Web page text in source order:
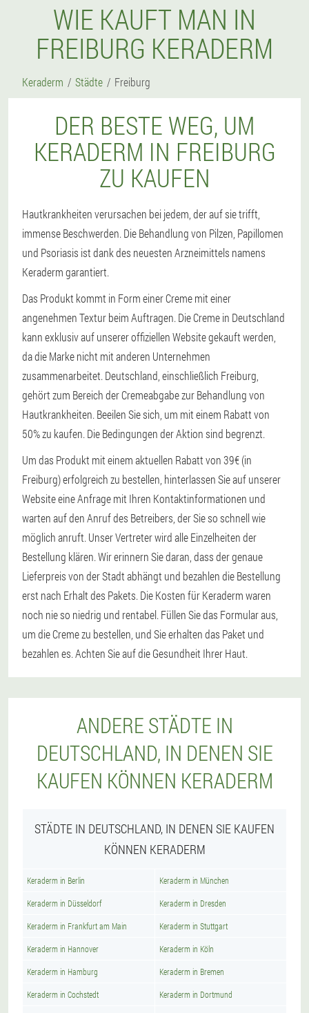
WIE KAUFT MAN IN
FREIBURG KERADERM
Keraderm Städte Freiburg
DER BESTE WEG, UM
KERADERM IN FREIBURG
ZU KAUFEN
Hautkrankheiten verursachen bei jedem, der auf sie trifft,
immense Beschwerden. Die Behandlung von Pilzen, Papillomen
und Psoriasis ist dank des neuesten Arzneimittels namens
Keraderm garantiert.
Das Produkt kommt in Form einer Creme mit einer
angenehmen Textur beim Auftragen. Die Creme in Deutschland
kann exklusiv auf unserer offiziellen Website gekauft werden,
da die Marke nicht mit anderen Unternehmen
zusammenarbeitet. Deutschland, einschließlich Freiburg,
gehört zum Bereich der Cremeabgabe zur Behandlung von
Hautkrankheiten. Beeilen Sie sich, um mit einem Rabatt von
50% zu kaufen. Die Bedingungen der Aktion sind begrenzt.
Um das Produkt mit einem aktuellen Rabatt von 39€ (in
Freiburg) erfolgreich zu bestellen, hinterlassen Sie auf unserer
Website eine Anfrage mit Ihren Kontaktinformationen und
warten auf den Anruf des Betreibers, der Sie so schnell wie
möglich anruft. Unser Vertreter wird alle Einzelheiten der
Bestellung klären. Wir erinnern Sie daran, dass der genaue
Lieferpreis von der Stadt abhängt und bezahlen die Bestellung
erst nach Erhalt des Pakets. Die Kosten für Keraderm waren
noch nie so niedrig und rentabel. Füllen Sie das Formular aus,
um die Creme zu bestellen, und Sie erhalten das Paket und
bezahlen es. Achten Sie auf die Gesundheit Ihrer Haut.
ANDERE STÄDTE IN
DEUTSCHLAND, IN DENEN SIE
KAUFEN KÖNNEN KERADERM
STÄDTE IN DEUTSCHLAND, IN DENEN SIE KAUFEN
KÖNNEN KERADERM
Keraderm in Berlin Keraderm in München
Keraderm in Düsseldorf Keraderm in Dresden
Keraderm in Frankfurt am Main Keraderm in Stuttgart
Keraderm in Hannover Keraderm in Köln
Keraderm in Hamburg Keraderm in Bremen
Keraderm in Cochstedt Keraderm in Dortmund